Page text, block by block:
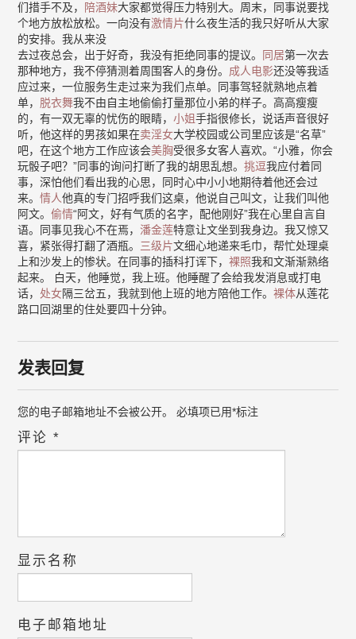
们措手不及， 陪酒妹大家都觉得压力特别大。周末，同事说要找
个地方放松放松。一向没有激情片什么夜生活的我只好听从大家
的安排。我从来没
去过夜总会，出于好奇，我没有拒绝同事的提议。 同居第一次去
那种地方，我不停猜测着周围客人的身份。 成人电影还没等我适
应过来，一位服务生走过来为我们点单。同事驾轻就熟地点着
单， 脱衣舞我不由自主地偷偷打量那位小弟的样子。高高瘦瘦
的，有一双无辜的忧伤的眼睛，小姐手指很修长，说话声音很好
听，他这样的男孩如果在卖淫女大学校园或公司里应该是“名草”
吧，在这个地方工作应该会美胸受很多女客人喜欢。“小雅，你会
玩骰子吧？”同事的询问打断了我的胡思乱想。挑逗我应付着同
事，深怕他们看出我的心思，同时心中小小地期待着他还会过
来。情人他真的专门招呼我们这桌，他说自己叫文，让我们叫他
阿文。偷情“阿文，好有气质的名字，配他刚好”我在心里自言自
语。同事见我心不在焉， 潘金莲特意让文坐到我身边。我又惊又
喜，紧张得打翻了酒瓶。 三级片文细心地递来毛巾，帮忙处理桌
上和沙发上的惨状。在同事的插科打诨下，裸照我和文渐渐熟络
起来。 白天，他睡觉，我上班。他睡醒了会给我发消息或打电
话， 处女隔三岔五，我就到他上班的地方陪他工作。裸体从莲花
路口回湖里的住处要四十分钟。
发表回复
您的电子邮箱地址不会被公开。 必填项已用*标注
评论*
显示名称
电子邮箱地址